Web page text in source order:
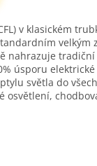
v klasickém
velkým
nahrazuje tradiční
úsporu
světla do
osvětlení,